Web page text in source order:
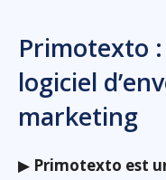
Primotexto
logiciel
marketing
▶ Primotexto est